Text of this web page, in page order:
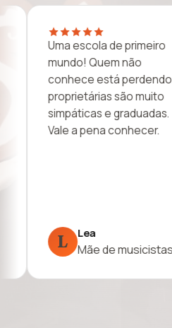
Sou muito grata por todo o
carinho e ensino que minha
filha recebe. Recomendo
de olhos fechados!
C Célia
Mãe de aluna